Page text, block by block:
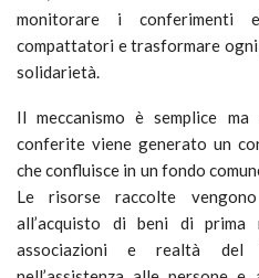
monitorare i conferimenti
compattatori e trasformare ogni
solidarietà.
Il meccanismo è semplice
conferite viene generato un
che confluisce in un fondo
Le risorse raccolte vengono
all’acquisto di beni di
associazioni e realtà del